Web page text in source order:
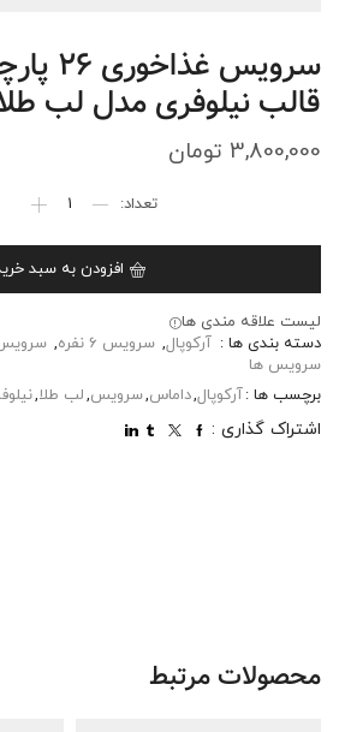
سرویس
قالب نیلوفری مدل لب
3,800,000 تومان
افزودن به سبد
لیست علاقه مندی ها
دسته بندی ها : آرکوپال, سرویس 6 نفره ,
سرویس ها
برچسب ها :آرکوپال,داماس,سرویس,لب طلا,
اشتراک گذاری :
محصولات مرتبط